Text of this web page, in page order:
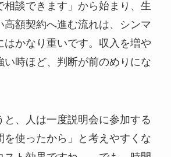
相談できます」から始まり、生
高額契約へ進む流れは、シンマ
はかなり重いです。収入を増や
い時ほど、判断が前のめりにな
と、人は一度説明会に参加する
を使ったから」と考えやすくな